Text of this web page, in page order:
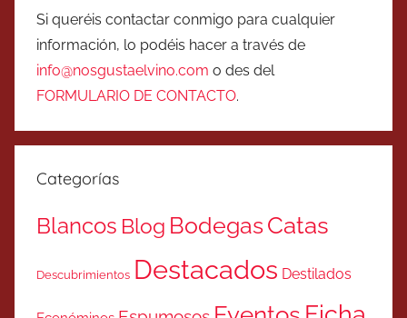
Si queréis contactar conmigo para cualquier
información, lo podéis hacer a través de
info@nosgustaelvino.com o des del
FORMULARIO DE CONTACTO.
Categorías
Blancos Blog BodegasCatas
Descubrimientos Destacados Destilados